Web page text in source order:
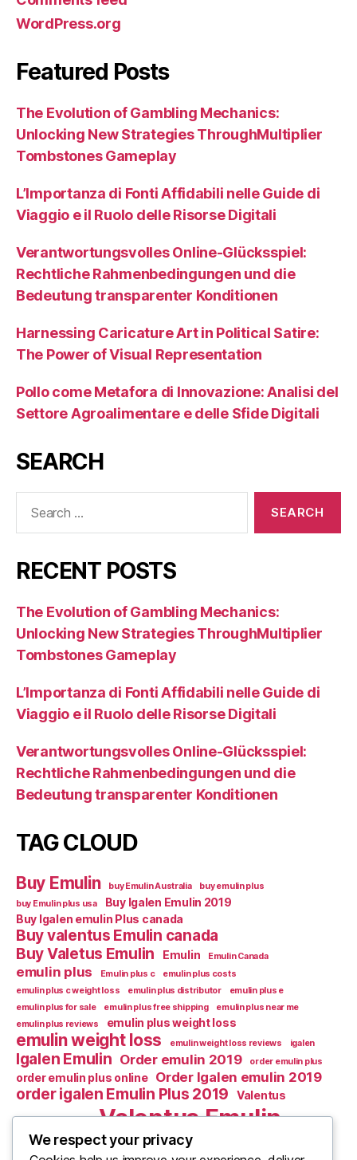
WordPress.org
Featured Posts
The Evolution of Gambling Mechanics:
Unlocking New Strategies ThroughMultiplier
Tombstones Gameplay
L’Importanza di Fonti Affidabili nelle Guide di
Viaggio e il Ruolo delle Risorse Digitali
Verantwortungsvolles Online-Glücksspiel:
Rechtliche Rahmenbedingungen und die
Bedeutung transparenter Konditionen
Harnessing Caricature Art in Political Satire:
The Power of Visual Representation
Pollo come Metafora di Innovazione: Analisi del
Settore Agroalimentare e delle Sfide Digitali
SEARCH
RECENT POSTS
The Evolution of Gambling Mechanics:
Unlocking New Strategies ThroughMultiplier
Tombstones Gameplay
L’Importanza di Fonti Affidabili nelle Guide di
Viaggio e il Ruolo delle Risorse Digitali
Verantwortungsvolles Online-Glücksspiel:
Rechtliche Rahmenbedingungen und die
Bedeutung transparenter Konditionen
TAG CLOUD
Buy Emulin buy Emulin Australia
buy emulin plus
buy Emulin plus usa
Buy Igalen Emulin 2019
Buy Igalen emulin Plus canada
Buy valentus Emulin canada
Buy Valetus Emulin
Emulin Emulin Canada
emulin plus Emulin plus c
emulin plus costs
emulin plus c weight loss
emulin plus distributor
emulin plus e
emulin plus for sale
emulin plus free shipping
emulin plus near me
emulin plus reviews
emulin plus weight loss
emulin weight loss emulin weight loss reviews igalen
Igalen Emulin Order emulin 2019 order emulin plus
order emulin plus online Order Igalen emulin 2019
order igalen Emulin Plus 2019 Valentus
Valentus Emulin
Valentus emulin c
We respect your privacy